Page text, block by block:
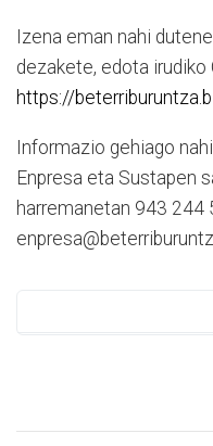
Izena eman nahi
dezakete, edota irudiko
https://
Informazio gehiago
Enpresa eta Sustapen
harremanetan 943